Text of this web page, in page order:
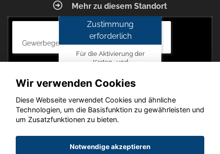
Mehr zu diesem Standort
Autohaus Blunck
Gewerbegebiet am Mastweg 7, 18356 Barth
Zustimmung
erforderlich
Für die Aktivierung der
Karten- und
Zustimmung zu den
Datenschutzrichtlinien vom
Drittanbieter Google LLC
erforderlich.
Zustimmen
und
aktivieren
Copyright © 2026. Autohaus Blunck
Wir verwenden Cookies
Diese Webseite verwendet Cookies und ähnliche
Technologien, um die Basisfunktion zu gewährleisten und
um Zusatzfunktionen zu bieten.
Notwendige akzeptieren